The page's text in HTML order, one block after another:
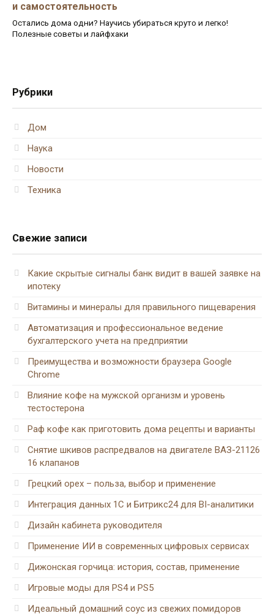
и самостоятельность
Остались дома одни? Научись убираться круто и легко!
Полезные советы и лайфхаки
Рубрики
Дом
Наука
Новости
Техника
Свежие записи
Какие скрытые сигналы банк видит в вашей заявке на
ипотеку
Витамины и минералы для правильного пищеварения
Автоматизация и профессиональное ведение
бухгалтерского учета на предприятии
Преимущества и возможности браузера Google
Chrome
Влияние кофе на мужской организм и уровень
тестостерона
Раф кофе как приготовить дома рецепты и варианты
Снятие шкивов распредвалов на двигателе ВАЗ-21126
16 клапанов
Грецкий орех – польза, выбор и применение
Интеграция данных 1С и Битрикс24 для BI-аналитики
Дизайн кабинета руководителя
Применение ИИ в современных цифровых сервисах
Дижонская горчица: история, состав, применение
Игровые моды для PS4 и PS5
Идеальный домашний соус из свежих помидоров